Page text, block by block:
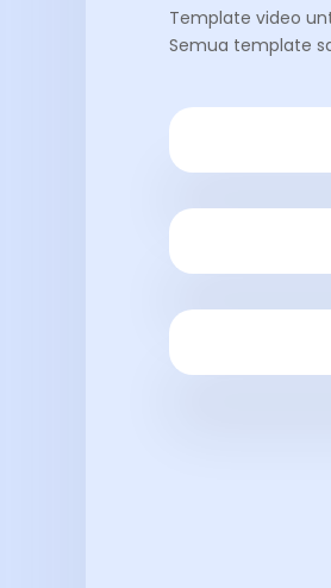
Template video
Semua template